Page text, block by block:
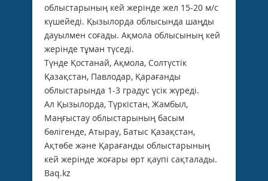
облыстарының кей жерінде жел 15-20 м/с
күшейеді. Қызылорда облысында шаңды
дауылмен соғады. Ақмола облысының кей
жерінде тұман түседі.
Түнде Қостанай, Ақмола, Солтүстік
Қазақстан, Павлодар, Қарағанды
облыстарында 1-3 градус үсік жүреді.
Ал Қызылорда, Түркістан, Жамбыл,
Маңғыстау облыстарының басым
бөлігенде, Атырау, Батыс Қазақстан,
Ақтөбе және Қарағанды облыстарының
кей жерінде жоғары өрт қаупі сақталады.
Baq.kz